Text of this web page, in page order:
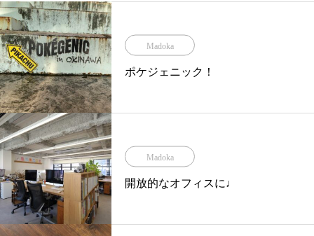
Madoka
ポケジェニック！
Madoka
開放的なオフィスに♩